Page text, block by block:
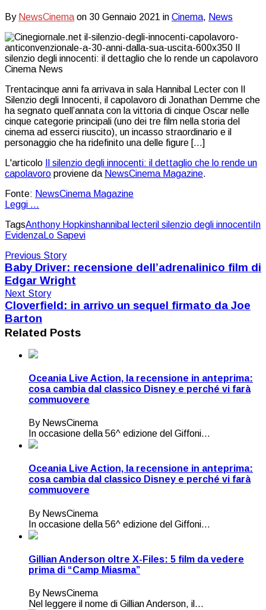
By NewsCinema on 30 Gennaio 2021 in Cinema, News
Trentacinque anni fa arrivava in sala Hannibal Lecter con Il
Silenzio degli Innocenti, il capolavoro di Jonathan Demme che
ha segnato quell’annata con la vittoria di cinque Oscar nelle
cinque categorie principali (uno dei tre film nella storia del
cinema ad esserci riuscito), un incasso straordinario e il
personaggio che ha ridefinito una delle figure […]
L'articolo
Il silenzio degli innocenti: il dettaglio che lo rende un
capolavoro proviene da NewsCinema Magazine.
Fonte: NewsCinema Magazine
Leggi ...
TagsAnthony Hopkinshannibal lecteril silenzio degli innocenti In
Evidenza Lo Sapevi
Previous Story
Baby Driver: recensione dell’adrenalinico film di
Edgar Wright
Next Story
Cloverfield: in arrivo un sequel firmato da Joe
Barton
Related Posts
Oceania Live Action, la recensione in anteprima:
cosa cambia dal classico Disney e perché vi farà
commuovere
By NewsCinema
In occasione della 56^ edizione del Giffoni...
Oceania Live Action, la recensione in anteprima:
cosa cambia dal classico Disney e perché vi farà
commuovere
By NewsCinema
In occasione della 56^ edizione del Giffoni...
Gillian Anderson oltre X-Files: 5 film da vedere
prima di “Camp Miasma”
By NewsCinema
Nel leggere il nome di Gillian Anderson, il...